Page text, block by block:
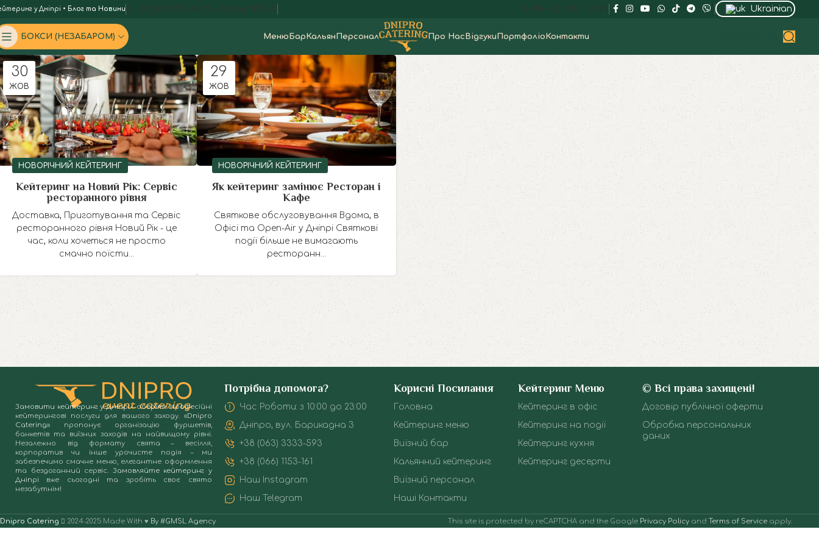
у Дніпрі • Блог та Новини +38 (063) 3333-593 +38 (066) 1153-161 ПН-НД: 10:00 – 23:00 Ukrainian
БОКСИ (НЕЗАБАРОМ) Меню Бар Кальян Персонал Про Нас Відгуки Портфоліо Контакти
30
ЖОВ
НОВОРІЧНИЙ КЕЙТЕРИНГ
Кейтеринг на Новий Рік: Сервіс
ресторанного рівня
Доставка, Приготування та Сервіс
ресторанного рівня Новий Рік - це
час, коли хочеться не просто
смачно поїсти...
29
ЖОВ
НОВОРІЧНИЙ КЕЙТЕРИНГ
Як кейтеринг замінює Ресторан і
Кафе
Святкове обслуговування Вдома, в
Офісі та Open-Air у Дніпрі Святкові
події більше не вимагають
ресторанн...
Замовити кейтеринг у Дніпрі– оберіть професійні
кейтерингові послуги для вашого заходу. «Dnipro
Catering» пропонує організацію фуршетів,
банкетів та виїзних заходів на найвищому рівні.
Незалежно від формату свята – весілля,
корпоратив чи інше урочисте подія – ми
забезпечимо смачне меню, елегантне оформлення
та бездоганний сервіс. Замовляйте кейтеринг у
Дніпрі вже сьогодні та зробіть своє свято
незабутнім!
Потрібна допомога?
Час Роботи: з 10:00 до 23:00
Дніпро, вул. Барикадна 3
+38 (063) 3333-593
+38 (066) 1153-161
Наш Instagram
Наш Telegram
Корисні Посилання
Головна
Кейтеринг меню
Виїзний бар
Кальянний кейтеринг
Виїзний персонал
Наші Контакти
Кейтеринг Меню
Кейтеринг в офіс
Кейтеринг на події
Кейтеринг кухня
Кейтеринг десерти
© Всі права захищені!
Договір публічної оферти
Обробка персональних
даних
Dnipro Catering 2024-2025 Made With ♥ By #GMSL Agency This site is protected by reCAPTCHA and the Google Privacy Policy and Terms of Service apply.